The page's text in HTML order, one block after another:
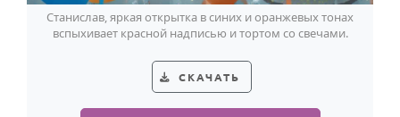
Станислав, яркая открытка в синих и оранжевых тонах
вспыхивает красной надписью и тортом со свечами.
СКАЧАТЬ